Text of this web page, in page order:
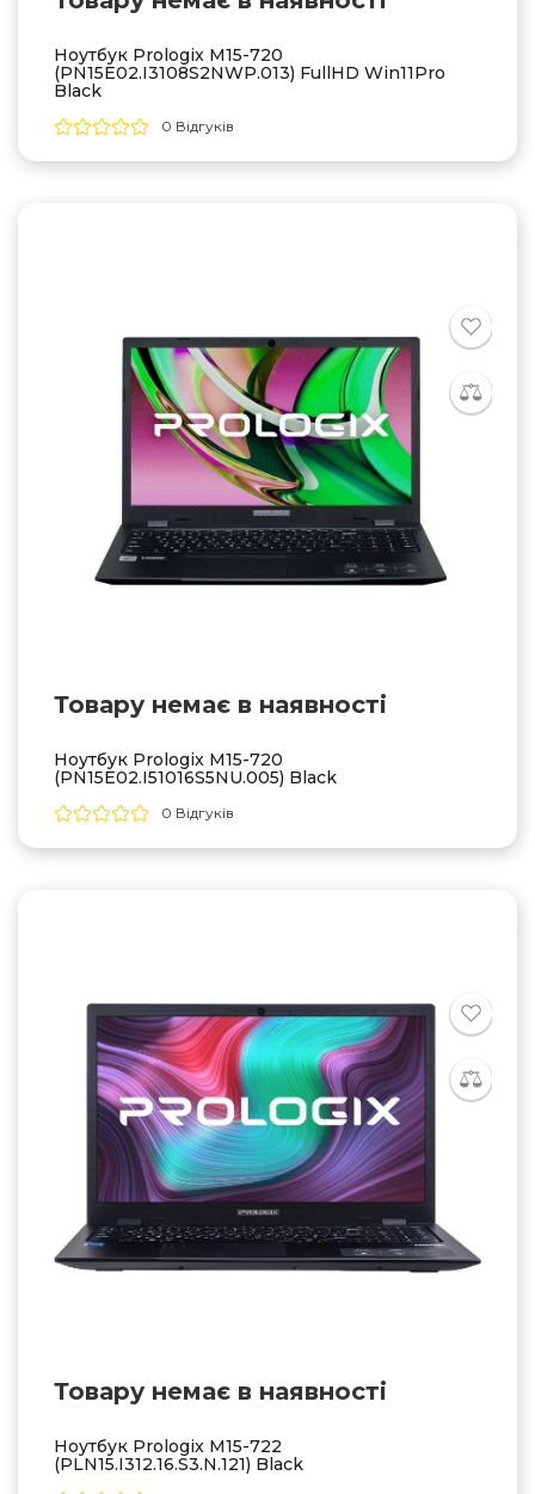
Ноутбук Prologix M15-720
(PN15E02.I3108S2NWP.013) FullHD Win11Pro
Black
0 Відгуків
Товару немає в наявностi
Ноутбук Prologix M15-720
(PN15E02.I51016S5NU.005) Black
0 Відгуків
Товару немає в наявностi
Ноутбук Prologix M15-722
(PLN15.I312.16.S3.N.121) Black